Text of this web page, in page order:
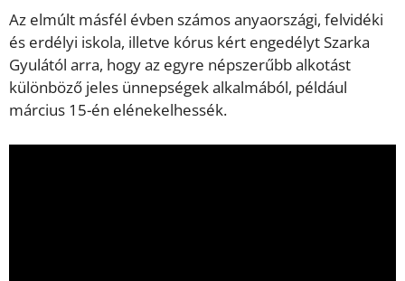
Az elmúlt másfél évben számos anyaországi, felvidéki
és erdélyi iskola, illetve kórus kért engedélyt Szarka
Gyulától arra, hogy az egyre népszerűbb alkotást
különböző jeles ünnepségek alkalmából, például
március 15-én elénekelhessék.